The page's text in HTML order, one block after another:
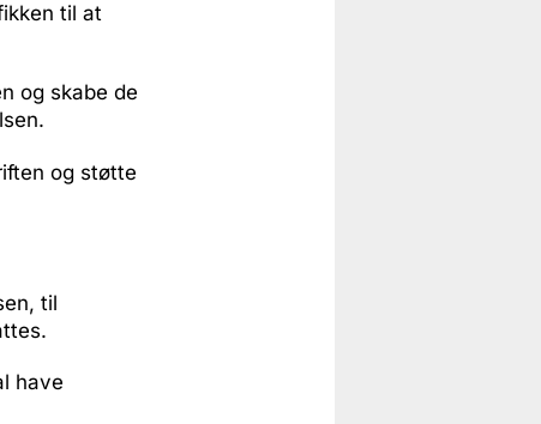
til at
og skabe de
og støtte
til
have